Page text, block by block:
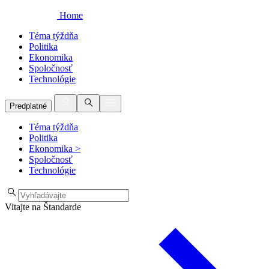
Home
Téma týždňa
Politika
Ekonomika
Spoločnosť
Technológie
Predplatné
Téma týždňa
Politika
Ekonomika >
Spoločnosť
Technológie
Vitajte na Štandarde